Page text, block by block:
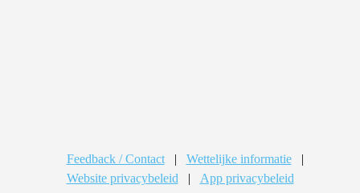
Feedback / Contact | Wettelijke informatie
|
Website privacybeleid
| App privacybeleid